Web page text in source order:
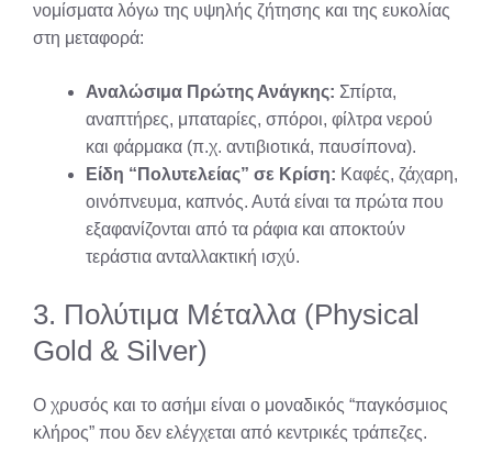
νομίσματα λόγω της υψηλής ζήτησης και της ευκολίας
στη μεταφορά:
Αναλώσιμα Πρώτης Ανάγκης: Σπίρτα,
αναπτήρες, μπαταρίες, σπόροι, φίλτρα νερού
και φάρμακα (π.χ. αντιβιοτικά, παυσίπονα).
Είδη “Πολυτελείας” σε Κρίση: Καφές, ζάχαρη,
οινόπνευμα, καπνός. Αυτά είναι τα πρώτα που
εξαφανίζονται από τα ράφια και αποκτούν
τεράστια ανταλλακτική ισχύ.
3. Πολύτιμα Μέταλλα (Physical
Gold & Silver)
Ο χρυσός και το ασήμι είναι ο μοναδικός “παγκόσμιος
κλήρος” που δεν ελέγχεται από κεντρικές τράπεζες.